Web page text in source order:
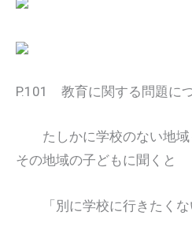
P.101 教育に関する問題につ
たしかに学校のない地域
その地域の子どもに聞くと
「別に学校に行きたくな